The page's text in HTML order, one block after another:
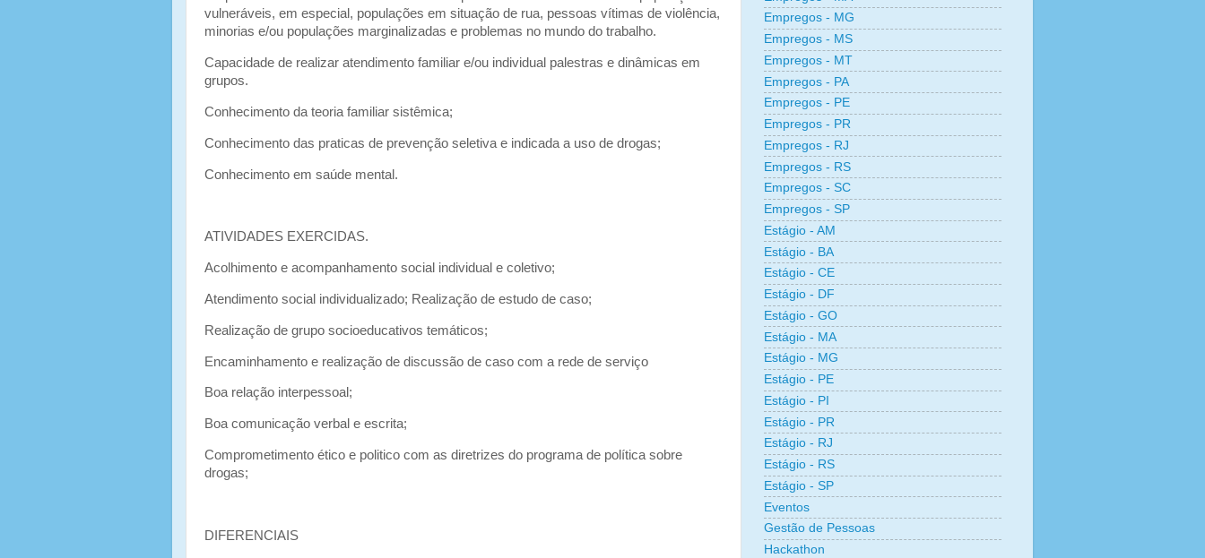
vulneráveis, em especial, populações em situação de rua, pessoas vítimas de violência,
minorias e/ou populações marginalizadas e problemas no mundo do trabalho.
Capacidade de realizar atendimento familiar e/ou individual palestras e dinâmicas em
grupos.
Conhecimento da teoria familiar sistêmica;
Conhecimento das praticas de prevenção seletiva e indicada a uso de drogas;
Conhecimento em saúde mental.
ATIVIDADES EXERCIDAS.
Acolhimento e acompanhamento social individual e coletivo;
Atendimento social individualizado; Realização de estudo de caso;
Realização de grupo socioeducativos temáticos;
Encaminhamento e realização de discussão de caso com a rede de serviço
Boa relação interpessoal;
Boa comunicação verbal e escrita;
Comprometimento ético e politico com as diretrizes do programa de política sobre
drogas;
DIFERENCIAIS
Empregos - MG
Empregos - MS
Empregos - MT
Empregos - PA
Empregos - PE
Empregos - PR
Empregos - RJ
Empregos - RS
Empregos - SC
Empregos - SP
Estágio - AM
Estágio - BA
Estágio - CE
Estágio - DF
Estágio - GO
Estágio - MA
Estágio - MG
Estágio - PE
Estágio - PI
Estágio - PR
Estágio - RJ
Estágio - RS
Estágio - SP
Eventos
Gestão de Pessoas
Hackathon